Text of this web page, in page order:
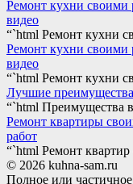
Ремонт кухни своими
видео
“`html Ремонт кухни
Ремонт кухни своими
видео
“`html Ремонт кухни
Лучшие
“`html Преимущества
Ремонт квартиры
работ
“`html Ремонт
© 2026 kuhna-sam.ru
Полное или частичное